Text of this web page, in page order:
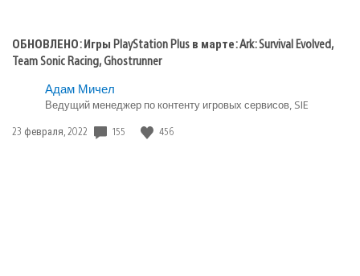
ОБНОВЛЕНО: Игры PlayStation Plus в марте: Ark: Survival Evolved,
Team Sonic Racing, Ghostrunner
Адам Мичел
Ведущий менеджер по контенту игровых сервисов, SIE
Дата
23 февраля, 2022 155 456